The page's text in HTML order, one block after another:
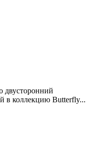
двусторонний
в коллекцию Butterfly...